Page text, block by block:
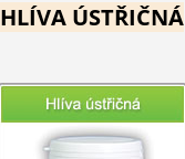
HLÍVA ÚSTŘIČNÁ